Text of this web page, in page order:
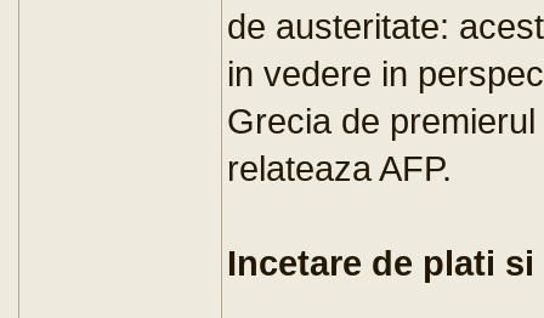
de austeritate:
in vedere in
Grecia de
relateaza AFP.
Incetare de plati